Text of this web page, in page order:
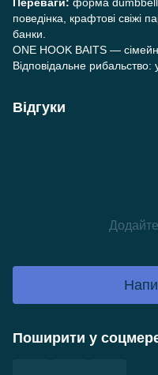
поведінка, крафтові свіжі
банки.
ONE HOOK BAITS —
Відповідальне
Відгуки
Поширити у